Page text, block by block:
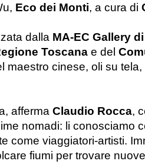
Eco dei Monti, a cura di
dalla MA-EC Gallery
Toscana e del
maestro cinese, oli su
afferma Claudio Rocca,
nomadi: li conosciamo
come viaggiatori-artisti.
fiumi per trovare